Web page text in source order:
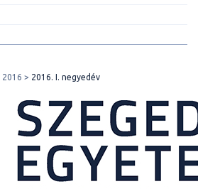
2016 2016. I. negyedév